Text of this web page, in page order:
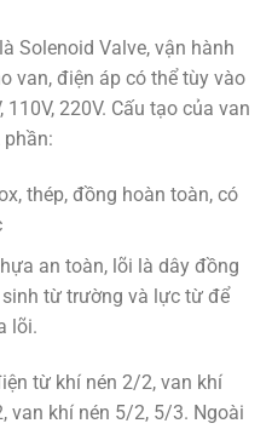
Solenoid Valve, vận hành
van, điện áp có thể tùy vào
220V. Cấu tạo của van
thép, đồng hoàn toàn, có
an toàn, lõi là dây đồng
từ trường và lực từ để
lõi.
từ khí nén 2/2, van khí
van khí nén 5/2, 5/3. Ngoài